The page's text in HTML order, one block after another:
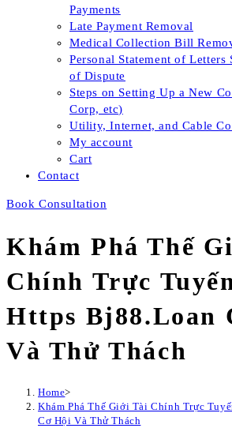
Payments
Late Payment Removal
Medical Collection Bill
Personal Statement of Letters
of Dispute
Steps on Setting Up a New
Corp, etc)
Utility, Internet, and Cable
My account
Cart
Contact
Book Consultation
Khám Phá Thế
Chính Trực
Https Bj88.Loan
Và Thử Thách
Home>
Khám Phá Thế Giới Tài Chính Trực
Cơ Hội Và Thử Thách